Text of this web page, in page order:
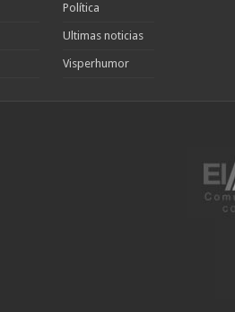
Política
Ultimas noticias
Visperhumor